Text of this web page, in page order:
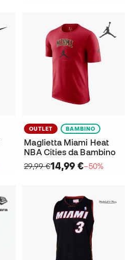
OUTLET BAMBINO
Maglietta Miami Heat
NBA Cities da Bambino
29,99 €14,99 €−50%